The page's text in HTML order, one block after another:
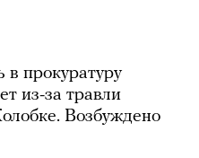
в прокуратуру
из-за травли
Возбуждено